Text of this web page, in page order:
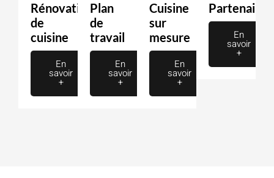
Rénovation
de
cuisine
En
savoir
+
Plan
de
travail
En
savoir
+
Cuisine
sur
mesure
En
savoir
+
Partenaire
En
savoir
+